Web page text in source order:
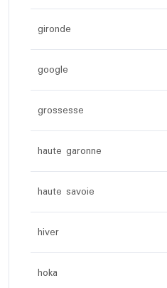
gironde
google
grossesse
haute garonne
haute savoie
hiver
hoka